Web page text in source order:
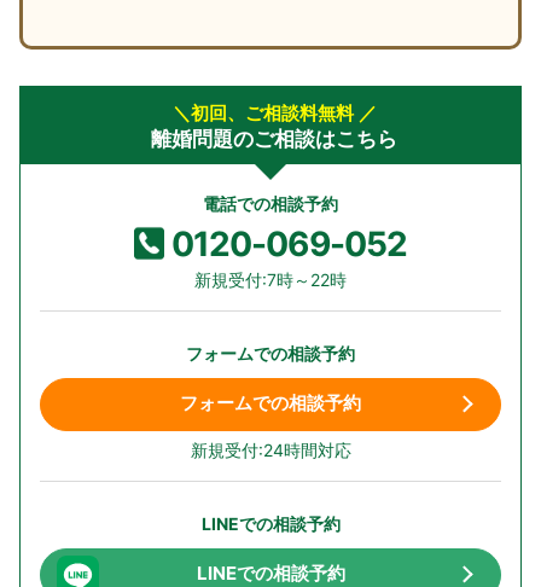
＼初回、ご相談料無料 ／
離婚問題のご相談はこちら
電話での相談予約
0120-069-052
新規受付:7時～22時
フォームでの相談予約
フォームでの相談予約
新規受付:24時間対応
LINEでの相談予約
LINEでの相談予約